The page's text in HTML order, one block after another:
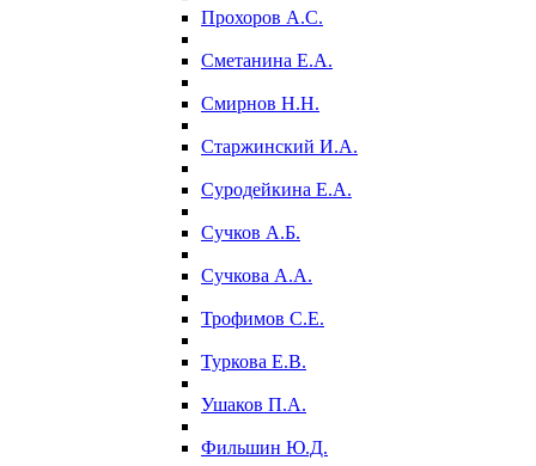
Прохоров А.С.
Сметанина Е.А.
Смирнов Н.Н.
Старжинский И.А.
Суродейкина Е.А.
Сучков А.Б.
Сучкова А.А.
Трофимов С.Е.
Туркова Е.В.
Ушаков П.А.
Фильшин Ю.Д.